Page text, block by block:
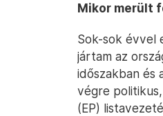
Mikor merült
Sok-sok évvel
jártam az
időszakban és
végre
(EP)